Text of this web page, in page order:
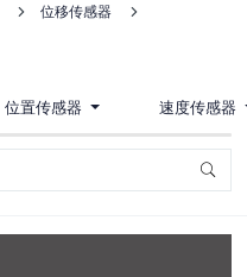
位移传感器
位置传感器 速度传感器